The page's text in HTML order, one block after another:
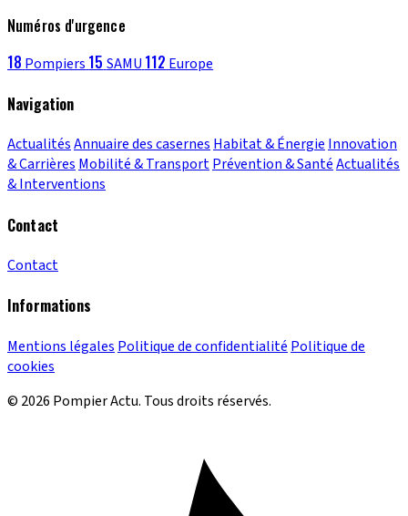
Numéros d'urgence
18 Pompiers 15 SAMU 112 Europe
Navigation
ActualitésAnnuaire des casernesHabitat & ÉnergieInnovation
& CarrièresMobilité & TransportPrévention & SantéActualités
& Interventions
Contact
Contact
Informations
Mentions légales Politique de confidentialité Politique de
cookies
© 2026 Pompier Actu. Tous droits réservés.